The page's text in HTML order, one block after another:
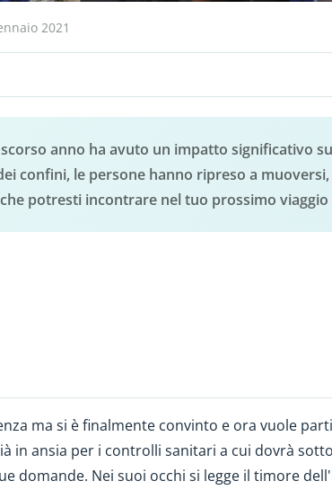
2021
anno ha avuto un impatto significativo
confini, le persone hanno ripreso a
potresti incontrare nel tuo prossimo viaggio
ma si è finalmente convinto e ora vuole
in ansia per i controlli sanitari a cui dovrà
domande. Nei suoi occhi si legge il timore